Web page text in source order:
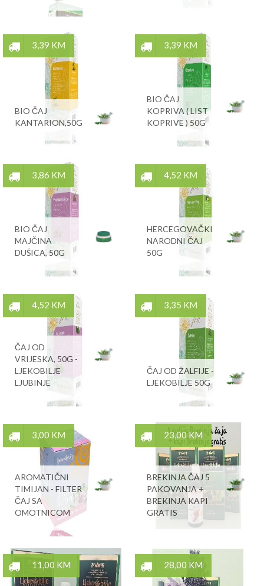
3,39 KM
BIO ČAJ
KANTARION,50G
3,39 KM
BIO ČAJ
KOPRIVA ( LIST
KOPRIVE ) 50G
3,86 KM
BIO ČAJ
MAJČINA
DUŠICA, 50G
4,52 KM
HERCEGOVAČKI
NARODNI ČAJ
50G
4,52 KM
ČAJ OD
VRIJESKA, 50G -
LJEKOBILJE
LJUBINJE
3,35 KM
ČAJ OD ŽALFIJE -
LJEKOBILJE 50G
3,00 KM
AROMATIČNI
TIMIJAN - FILTER
ČAJ SA
OMOTNICOM
23,00 KM
BREKINJA ČAJ 5
PAKOVANJA +
BREKINJA KAPI
GRATIS
11,00 KM 28,00 KM